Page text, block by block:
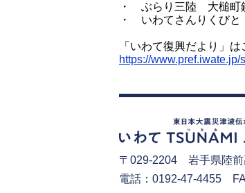
・ ぶらり三陸 大槌町
・ いわてさんりくび
「いわて復興だより」は
https://
〒029-2204 岩手県陸
電話：0192-47-4455